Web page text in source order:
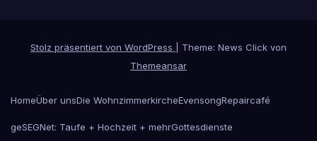
Stolz präsentiert von WordPress
Theme: News Click von
Themeansar
HomeÜber unsDie WohnzimmerkircheEvensongRepaircafé
geSEGNet: Taufe + Hochzeit + mehrGottesdienste